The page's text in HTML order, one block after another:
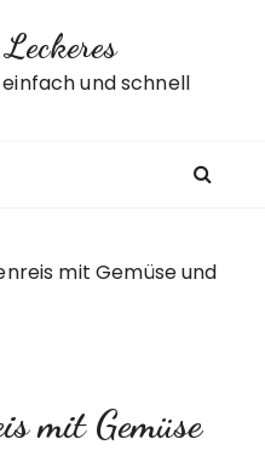
und schnell
mit Gemüse und
mit Gemüse